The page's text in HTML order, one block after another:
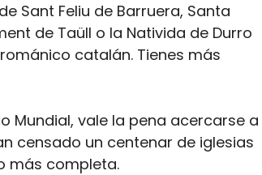
Sant Feliu de Barruera, Santa
de Taüll o la Nativida de Durro
catalán. Tienes más
Mundial, vale la pena acercarse a
censado un centenar de iglesias
más completa.